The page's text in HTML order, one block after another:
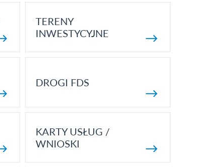
TERENY
INWESTYCYJNE
DROGI FDS
KARTY USŁUG /
WNIOSKI